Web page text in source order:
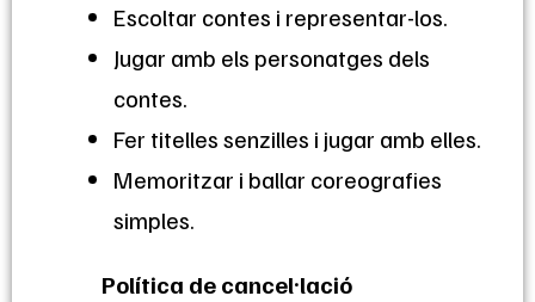
Escoltar contes i representar-los.
Jugar amb els personatges dels
contes.
Fer titelles senzilles i jugar amb elles.
Memoritzar i ballar coreografies
simples.
Política de cancel·lació